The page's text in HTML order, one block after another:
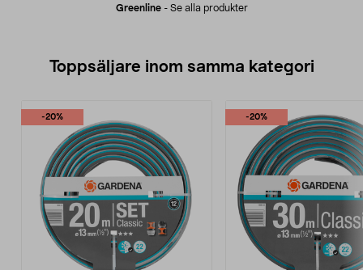
Greenline- Se alla produkter
Toppsäljare inom samma kategori
-20% -20%